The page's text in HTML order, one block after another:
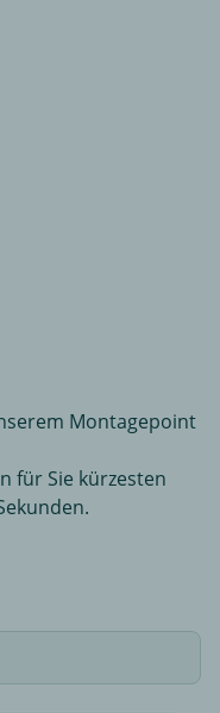
Montagepoint
für Sie kürzesten